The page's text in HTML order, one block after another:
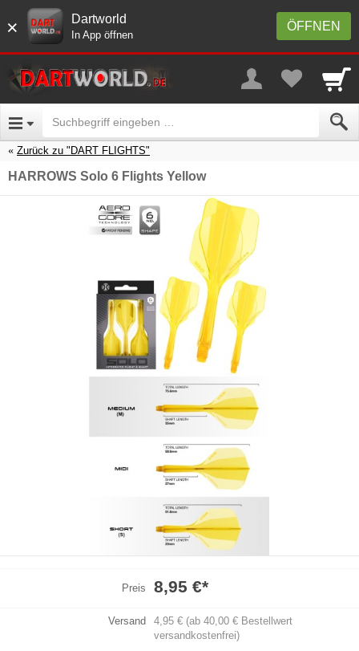
× ÖFFNEN
Dartworld
In App öffnen
Zurück zu "DART FLIGHTS"
HARROWS Solo 6 Flights Yellow
Preis 8,95 €*
Versand
4,95 € (ab 40,00 € Bestellwert
versandkostenfrei)